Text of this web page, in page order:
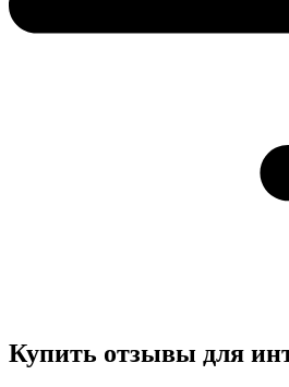
Купить отзывы для